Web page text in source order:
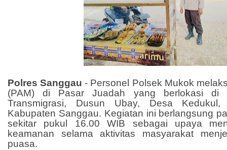
Polres Sanggau- Personel Polsek Mukok
(PAM) di Pasar Juadah yang berlokasi di
Transmigrasi, Dusun Ubay, Desa Kedukul,
Kabupaten Sanggau. Kegiatan ini berlangsung
sekitar pukul 16.00 WIB sebagai upaya
keamanan selama aktivitas masyarakat
puasa.